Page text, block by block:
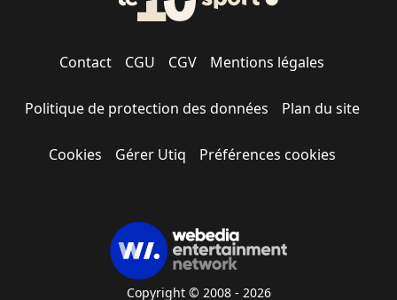
Contact CGU CGV Mentions légales
Politique de protection des données Plan du site
Cookies Gérer Utiq Préférences cookies
Copyright © 2008 - 2026